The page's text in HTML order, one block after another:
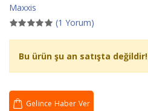
Maxxis
(1 Yorum)
Bu ürün şu an satışta değildir!
Gelince Haber Ver